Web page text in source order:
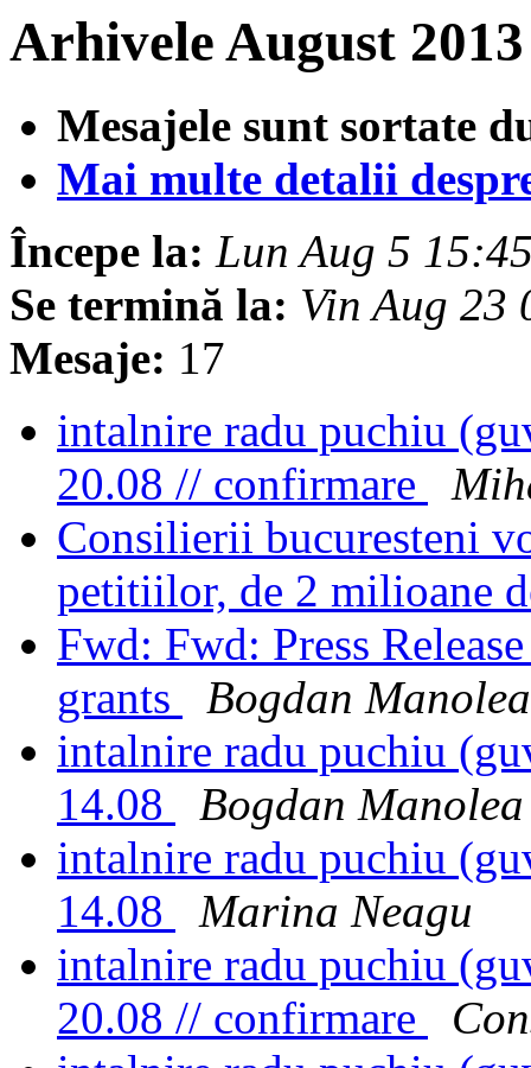
Arhivele August
Mesajele sunt sortate
Mai multe detalii
Începe la: Lun Aug 5
Se termină la: Vin Aug 23
Mesaje: 17
intalnire radu puchiu
20.08 // confirmare
Consilierii bucuresteni
petitiilor, de 2 milioane
Fwd: Fwd: Press
grants
Bogdan Manolea
intalnire radu puchiu
14.08
Bogdan Manolea
intalnire radu puchiu
14.08
Marina Neagu
intalnire radu puchiu
20.08 // confirmare